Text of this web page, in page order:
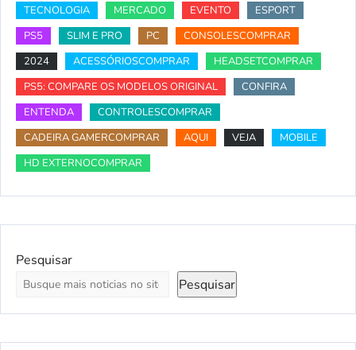
TECNOLOGIA MERCADO EVENTO
ESPORT
PS5
SLIM E PRO PC
CONSOLESCOMPRAR
2024
ACESSÓRIOSCOMPRAR
HEADSETCOMPRAR
PS5: COMPARE OS MODELOS ORIGINAL
CONFIRA
ENTENDA
CONTROLESCOMPRAR
CADEIRA GAMERCOMPRAR
AQUI VEJA
MOBILE
HD EXTERNOCOMPRAR
Pesquisar
Pesquisar